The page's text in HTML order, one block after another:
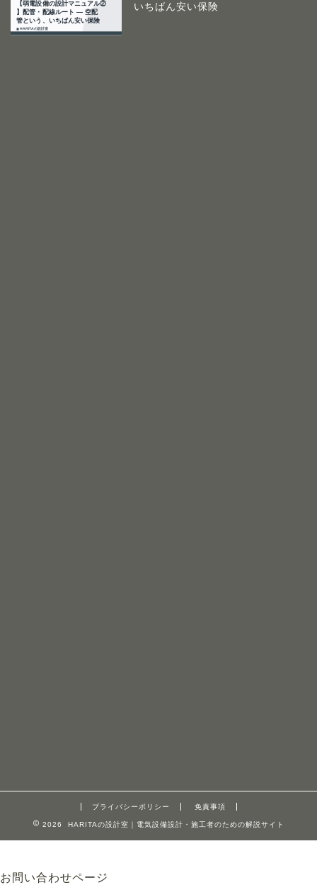
いちばん安い保険
プライバシーポリシー 免責事項
2026 HARITAの設計室｜電気設備設計・施工者のための解説サイト
お問い合わせページ